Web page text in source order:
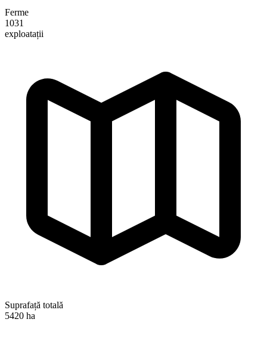
Ferme
1031
exploatații
Suprafață totală
5420 ha